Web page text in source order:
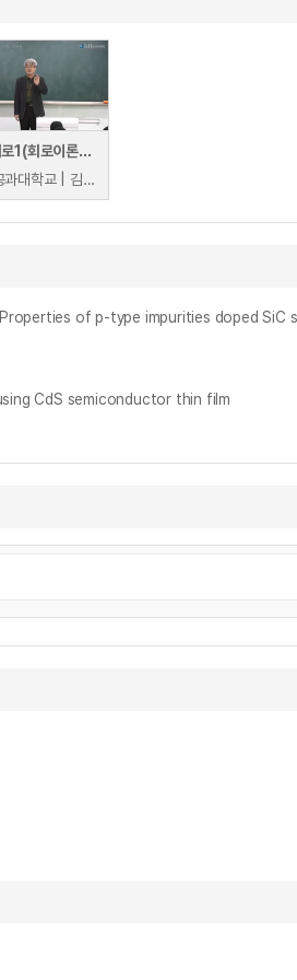
전자회로1(회로이론2, 전자회로2)
금오공과대학교 | 김명식
Properties of p-type impurities doped
using CdS semiconductor thin film